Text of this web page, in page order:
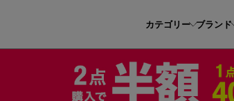
カテゴリー ブランド